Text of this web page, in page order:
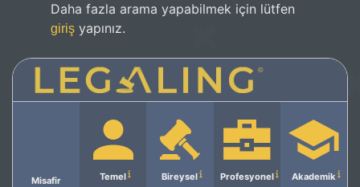
Daha fazla arama yapabilmek için lütfen
giriş yapınız.
Misafir Temel Bireysel Profesyonel Akademik